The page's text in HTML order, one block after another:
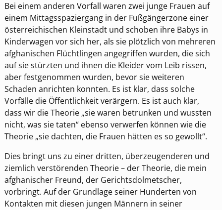
Bei einem anderen Vorfall waren zwei junge Frauen auf
einem Mittagsspaziergang in der Fußgängerzone einer
österreichischen Kleinstadt und schoben ihre Babys in
Kinderwagen vor sich her, als sie plötzlich von mehreren
afghanischen Flüchtlingen angegriffen wurden, die sich
auf sie stürzten und ihnen die Kleider vom Leib rissen,
aber festgenommen wurden, bevor sie weiteren
Schaden anrichten konnten. Es ist klar, dass solche
Vorfälle die Öffentlichkeit verärgern. Es ist auch klar,
dass wir die Theorie „sie waren betrunken und wussten
nicht, was sie taten“ ebenso verwerfen können wie die
Theorie „sie dachten, die Frauen hätten es so gewollt“.
Dies bringt uns zu einer dritten, überzeugenderen und
ziemlich verstörenden Theorie – der Theorie, die mein
afghanischer Freund, der Gerichtsdolmetscher,
vorbringt. Auf der Grundlage seiner Hunderten von
Kontakten mit diesen jungen Männern in seiner